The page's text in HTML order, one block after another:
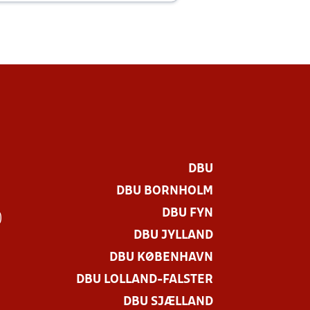
DBU
DBU BORNHOLM
DBU FYN
DBU JYLLAND
DBU KØBENHAVN
DBU LOLLAND-FALSTER
DBU SJÆLLAND